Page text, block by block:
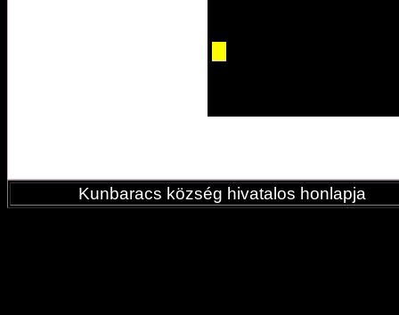
Kunbaracs község hivatalos honlapja